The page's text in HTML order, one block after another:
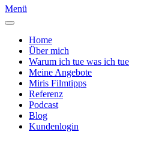
Menü
Home
Über mich
Warum ich tue was ich tue
Meine Angebote
Miris Filmtipps
Referenz
Podcast
Blog
Kundenlogin